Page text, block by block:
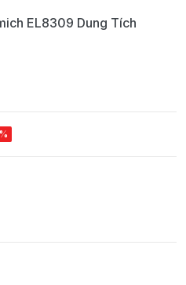
EL8309 Dung Tích